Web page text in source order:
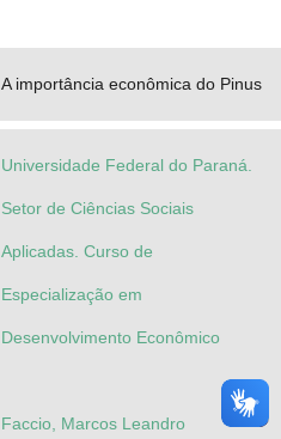
A importância econômica do Pinus
Universidade Federal do Paraná.
Setor de Ciências Sociais
Aplicadas. Curso de
Especialização em
Desenvolvimento Econômico
Faccio, Marcos Leandro